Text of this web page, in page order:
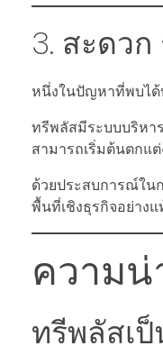
3. สะดว
หนึ่งในปัญหาที่พบได้
ทรีพลัสมีระบบบริหา
สามารถเริ่มต้นตกแ
ด้วยประสบการณ์ใน
พื้นที่เชิงธุรกิจอย่างแ
ความน่
ทรีพลัสเ